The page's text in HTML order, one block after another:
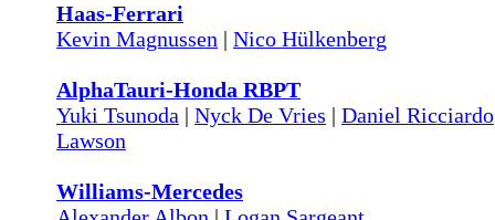
Haas-Ferrari
Kevin Magnussen | Nico Hülkenberg
AlphaTauri-Honda RBPT
Yuki Tsunoda | Nyck De Vries | Daniel Ricciardo
Lawson
Williams-Mercedes